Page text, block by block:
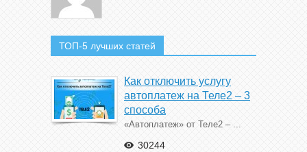
ТОП-5 лучших статей
Как отключить услугу
автоплатеж на Теле2 – 3
способа
«Автоплатеж» от Теле2 – ...
30244